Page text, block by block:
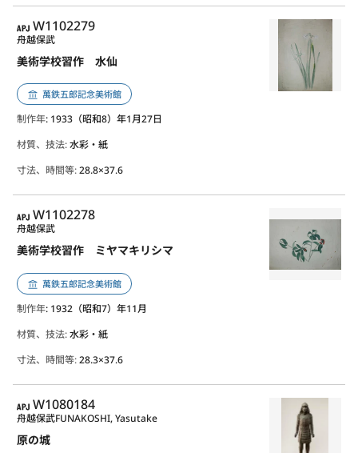
APJ
W1102279
美術学校習作 水仙
舟越保武
萬鉄五郎記念美術館
制作年: 1933（昭和8）年1月27日
材質、技法:水彩・紙
寸法、時間等:28.8×37.6
APJ
W1102278
美術学校習作 ミヤマキリシマ
舟越保武
萬鉄五郎記念美術館
制作年: 1932（昭和7）年11月
材質、技法:水彩・紙
寸法、時間等:28.3×37.6
APJ
W1080184
原の城
舟越保武FUNAKOSHI, Yasutake